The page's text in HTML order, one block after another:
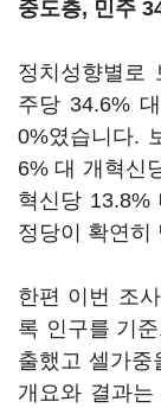
중도층, 민주
정치성향별로
주당 34.6%
0%였습니다.
6% 대 개혁신
혁신당 13.8%
정당이 확연히
한편 이번 조
록 인구를 기
출했고 셀가중
개요와 결과는